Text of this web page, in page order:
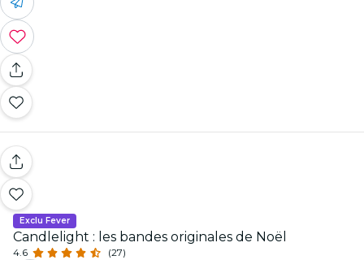
Exclu Fever
Candlelight : les bandes originales de Noël
4.6 (27)